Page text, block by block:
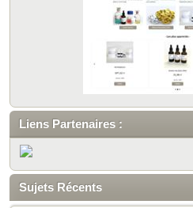
Liens Partenaires :
Sujets Récents